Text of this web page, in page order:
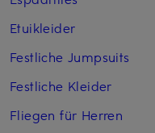
Etuikleider
Festliche Jumpsuits
Festliche Kleider
Fliegen für Herren